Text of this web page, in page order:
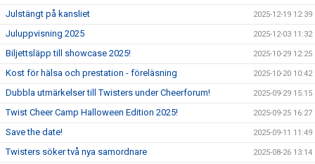
Julstängt på kansliet 2025-12-19 12:39
Juluppvisning 2025 2025-12-03 11:32
Biljettsläpp till showcase 2025! 2025-10-29 12:25
Kost för hälsa och prestation - föreläsning 2025-10-20 10:42
Dubbla utmärkelser till Twisters under Cheerforum! 2025-09-29 15:15
Twist Cheer Camp Halloween Edition 2025! 2025-09-25 16:27
Save the date! 2025-09-11 11:49
Twisters söker två nya samordnare 2025-08-26 13:14